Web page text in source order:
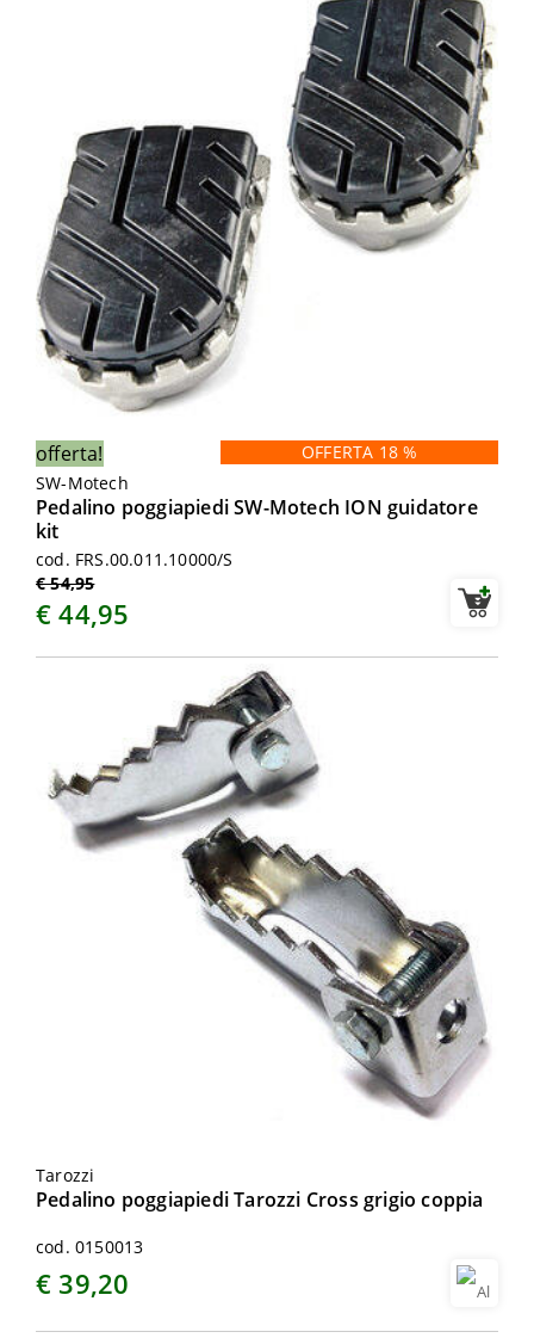
offerta!
OFFERTA 18 %
SW-Motech
Pedalino poggiapiedi SW-Motech ION guidatore
kit
cod. FRS.00.011.10000/S
€ 54,95
€ 44,95
Tarozzi
Pedalino poggiapiedi Tarozzi Cross grigio coppia
cod. 0150013
€ 39,20